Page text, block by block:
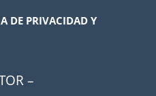
DE PRIVACIDAD Y
–